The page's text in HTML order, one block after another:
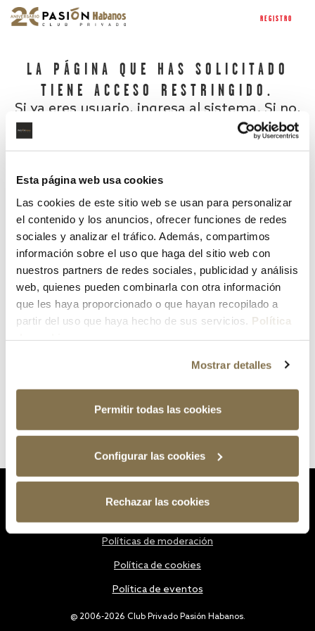
Esta página web usa cookies
Las cookies de este sitio web se usan para personalizar
el contenido y los anuncios, ofrecer funciones de redes
sociales y analizar el tráfico. Además, compartimos
información sobre el uso que haga del sitio web con
nuestros partners de redes sociales, publicidad y análisis
web, quienes pueden combinarla con otra información
que les haya proporcionado o que hayan recopilado a
partir del uso que haya hecho de sus servicios. Política
Mostrar detalles
Permitir todas las cookies
Configurar las cookies
Rechazar las cookies
REGISTRO
LA PÁGINA QUE HAS SOLICITADO
TIENE ACCESO RESTRINGIDO.
Si ya eres usuario, ingresa al sistema. Si no,
¿Has olvidado tu contraseña?
@ 2006-2026 Club Privado Pasión Habanos.
Políticas de moderación
Política de cookies
Política de eventos